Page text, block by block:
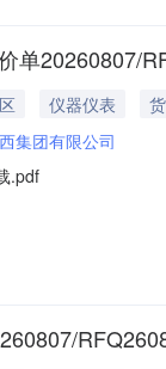
单20260807/
仪器仪表
集团有限公司
.pdf